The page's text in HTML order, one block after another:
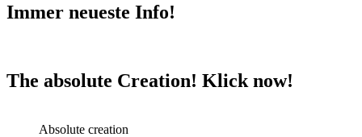
Immer neueste Info!
The absolute Creation! Klick now!
Absolute creation